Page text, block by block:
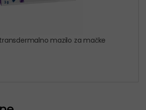
mazilo za mačke